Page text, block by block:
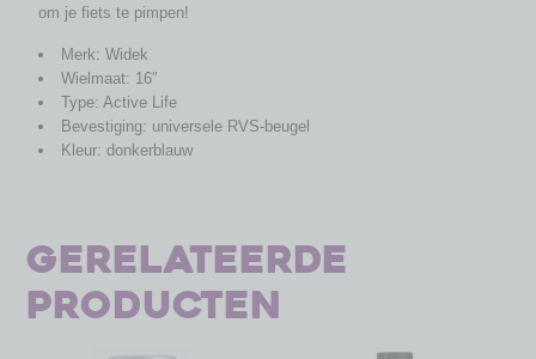
om je fiets te pimpen!
Merk: Widek
Wielmaat: 16″
Type: Active Life
Bevestiging: universele RVS-beugel
Kleur: donkerblauw
Gerelateerde
producten